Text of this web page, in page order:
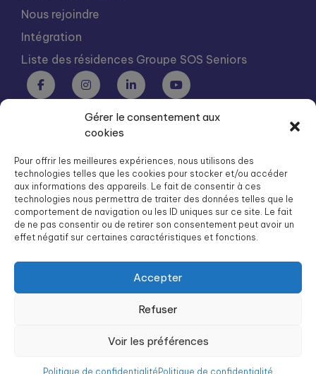
Gérer le consentement aux
cookies
Pour offrir les meilleures expériences, nous utilisons des
technologies telles que les cookies pour stocker et/ou accéder
aux informations des appareils. Le fait de consentir à ces
technologies nous permettra de traiter des données telles que le
comportement de navigation ou les ID uniques sur ce site. Le fait
de ne pas consentir ou de retirer son consentement peut avoir un
effet négatif sur certaines caractéristiques et fonctions.
Accepter
Refuser
Voir les préférences
Politique de confidentialité Politique de confidentialité
Nous rejoindre
Intégration
Liste des résidences Groupe SOS Seniors
Groupe SOS Seniors est une association du Groupe SOS
dg.seniors@groupe-sos.org
ARPAVIE est une association du Groupe SOS